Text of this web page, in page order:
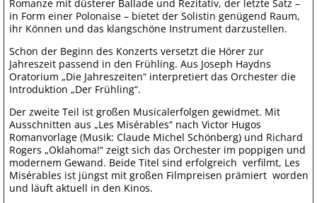
Romanze mit düsterer Ballade und Rezitativ, der letzte Satz –
in Form einer Polonaise – bietet der Solistin genügend Raum,
ihr Können und das klangschöne Instrument darzustellen.
Schon der Beginn des Konzerts versetzt die Hörer zur
Jahreszeit passend in den Frühling. Aus Joseph Haydns
Oratorium „Die Jahreszeiten“ interpretiert das Orchester die
Introduktion „Der Frühling“.
Der zweite Teil ist großen Musicalerfolgen gewidmet. Mit
Ausschnitten aus „Les Misérables“ nach Victor Hugos
Romanvorlage (Musik: Claude Michel Schönberg) und Richard
Rogers „Oklahoma!“ zeigt sich das Orchester im poppigen und
modernem Gewand. Beide Titel sind erfolgreich verfilmt, Les
Misérables ist jüngst mit großen Filmpreisen prämiert worden
und läuft aktuell in den Kinos.